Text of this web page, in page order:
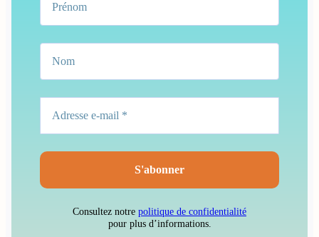
Consultez notre politique de confidentialité
pour plus d’informations.